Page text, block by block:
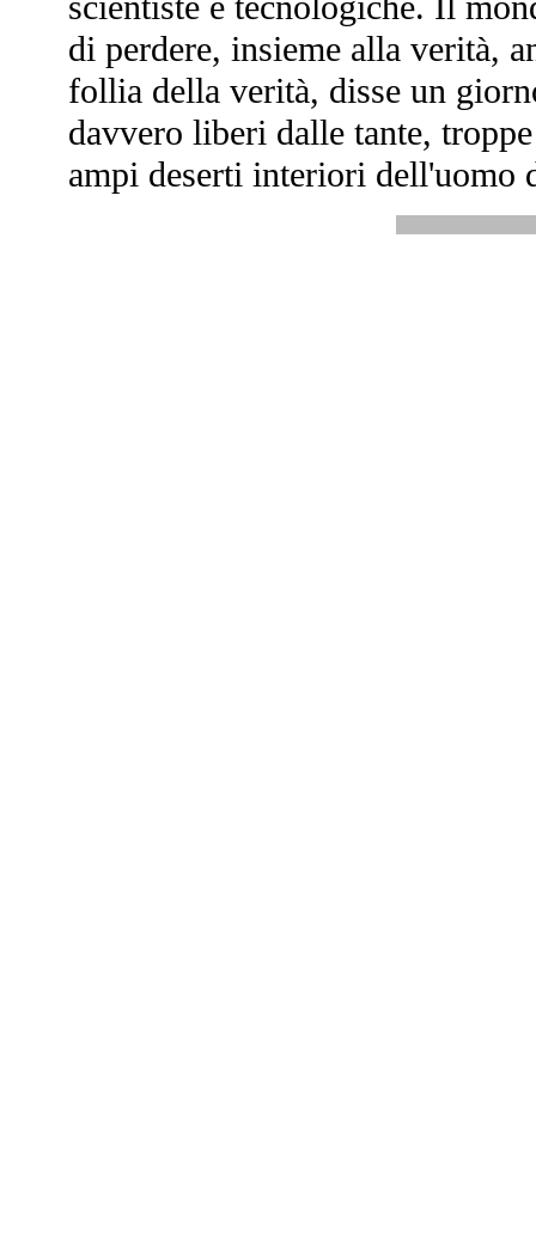
di perdere, insieme alla verità,
follia della verità, disse un
davvero liberi dalle tante,
ampi deserti interiori dell'uomo